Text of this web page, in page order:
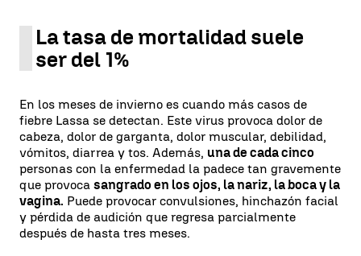
La tasa de mortalidad suele
ser del 1%
En los meses de invierno es cuando más casos de
fiebre Lassa se detectan. Este virus provoca dolor de
cabeza, dolor de garganta, dolor muscular, debilidad,
vómitos, diarrea y tos. Además, una de cada cinco
personas con la enfermedad la padece tan gravemente
que provoca sangrado en los ojos, la nariz, la boca y la
vagina. Puede provocar convulsiones, hinchazón facial
y pérdida de audición que regresa parcialmente
después de hasta tres meses.